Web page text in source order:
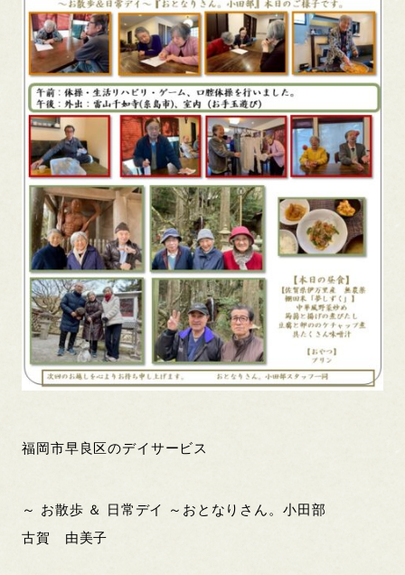
福岡市早良区のデイサービス
～ お散歩 ＆ 日常デイ ～おとなりさん。小田部
古賀 由美子